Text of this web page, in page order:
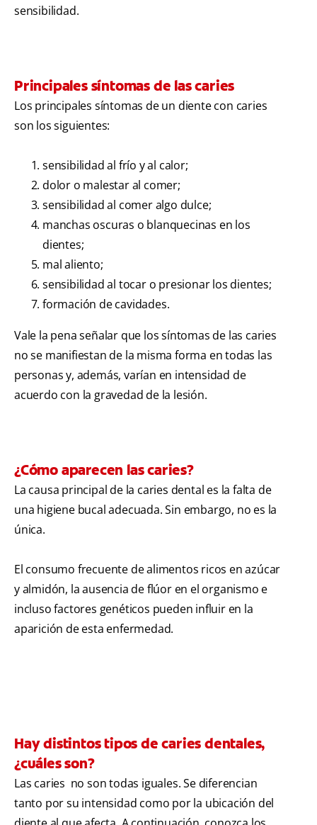
sensibilidad.
Principales síntomas de las caries
Los principales síntomas de un diente con caries
son los siguientes:
sensibilidad al frío y al calor;
dolor o malestar al comer;
sensibilidad al comer algo dulce;
manchas oscuras o blanquecinas en los
dientes;
mal aliento;
sensibilidad al tocar o presionar los dientes;
formación de cavidades.
Vale la pena señalar que los síntomas de las caries
no se manifiestan de la misma forma en todas las
personas y, además, varían en intensidad de
acuerdo con la gravedad de la lesión.
¿Cómo aparecen las caries?
La causa principal de la caries dental es la falta de
una higiene bucal adecuada. Sin embargo, no es la
única.
El consumo frecuente de alimentos ricos en azúcar
y almidón, la ausencia de flúor en el organismo e
incluso factores genéticos pueden influir en la
aparición de esta enfermedad.
Hay distintos tipos de caries dentales,
¿cuáles son?
Las caries no son todas iguales. Se diferencian
tanto por su intensidad como por la ubicación del